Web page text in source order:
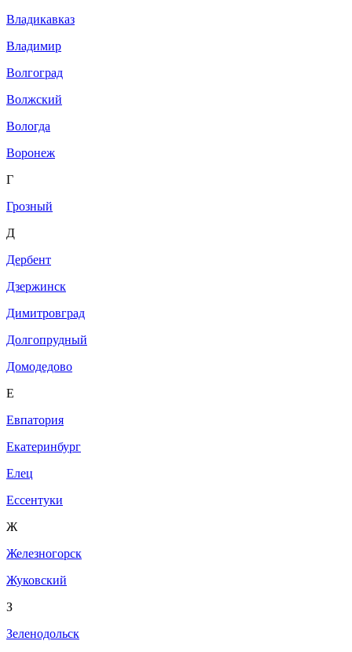
Владикавказ
Владимир
Волгоград
Волжский
Вологда
Воронеж
Г
Грозный
Д
Дербент
Дзержинск
Димитровград
Долгопрудный
Домодедово
Е
Евпатория
Екатеринбург
Елец
Ессентуки
Ж
Железногорск
Жуковский
З
Зеленодольск